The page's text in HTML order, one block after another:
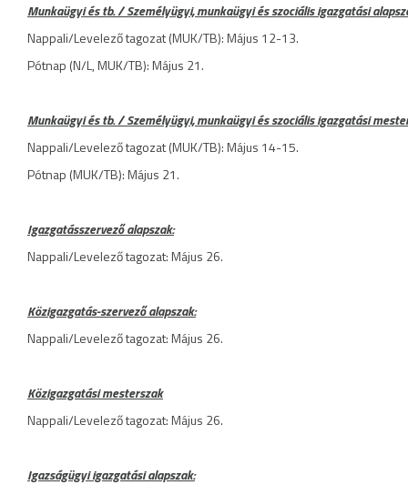
Munkaügyi és tb. / Személyügyi, munkaügyi és szociális igazgatási
Nappali/Levelező tagozat (MUK/TB): Május 12-13.
Pótnap (N/L, MUK/TB): Május 21.
Munkaügyi és tb. / Személyügyi, munkaügyi és szociális igazgatási
Nappali/Levelező tagozat (MUK/TB): Május 14-15.
Pótnap (MUK/TB): Május 21.
Igazgatásszervező alapszak:
Nappali/Levelező tagozat: Május 26.
Közigazgatás-szervező alapszak:
Nappali/Levelező tagozat: Május 26.
Közigazgatási mesterszak
Nappali/Levelező tagozat: Május 26.
Igazságügyi igazgatási alapszak: